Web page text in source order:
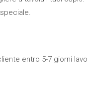
entro 5-7 giorni